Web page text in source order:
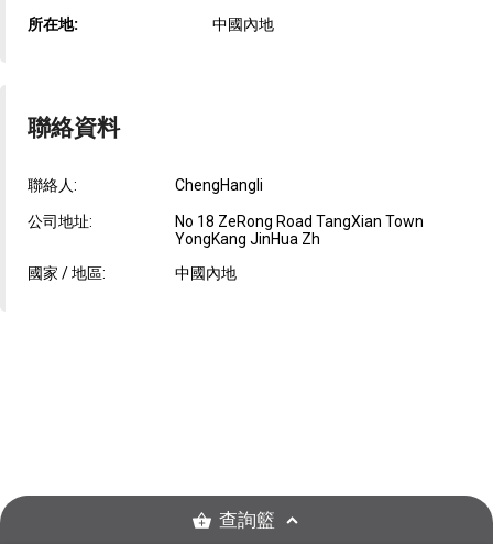
所在地: 中國內地
聯絡資料
聯絡人: ChengHangli
公司地址:
No 18 ZeRong Road TangXian Town
YongKang JinHua Zh
國家 / 地區:
中國內地
查詢籃